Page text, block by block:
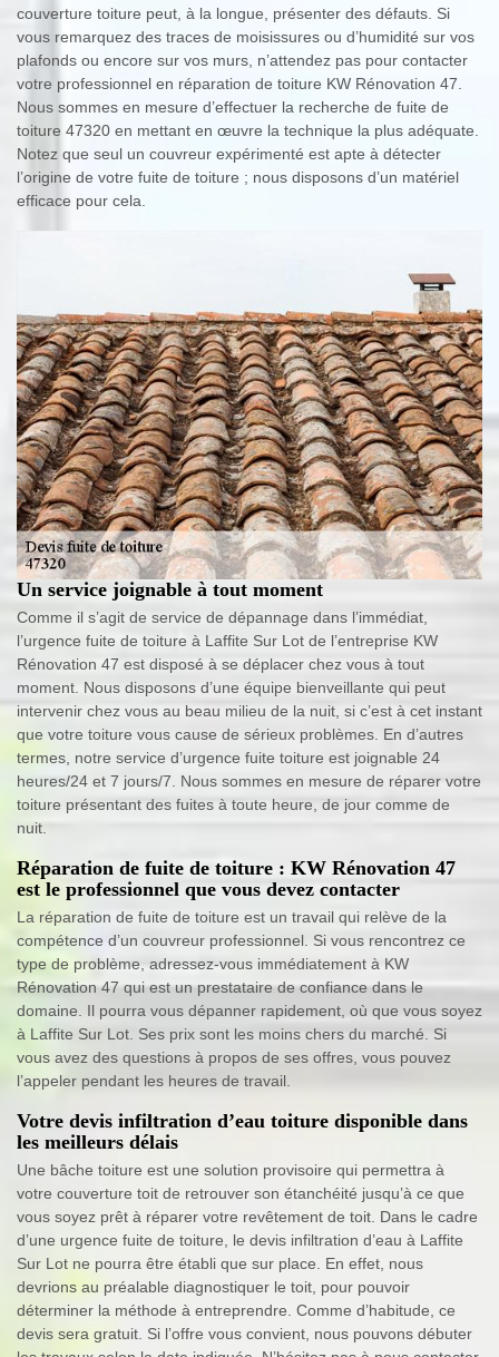
couverture toiture peut, à la longue, présenter des défauts. Si
vous remarquez des traces de moisissures ou d’humidité sur vos
plafonds ou encore sur vos murs, n’attendez pas pour contacter
votre professionnel en réparation de toiture KW Rénovation 47.
Nous sommes en mesure d’effectuer la recherche de fuite de
toiture 47320 en mettant en œuvre la technique la plus adéquate.
Notez que seul un couvreur expérimenté est apte à détecter
l’origine de votre fuite de toiture ; nous disposons d’un matériel
efficace pour cela.
Un service joignable à tout moment
Comme il s’agit de service de dépannage dans l’immédiat,
l’urgence fuite de toiture à Laffite Sur Lot de l’entreprise KW
Rénovation 47 est disposé à se déplacer chez vous à tout
moment. Nous disposons d’une équipe bienveillante qui peut
intervenir chez vous au beau milieu de la nuit, si c’est à cet instant
que votre toiture vous cause de sérieux problèmes. En d’autres
termes, notre service d’urgence fuite toiture est joignable 24
heures/24 et 7 jours/7. Nous sommes en mesure de réparer votre
toiture présentant des fuites à toute heure, de jour comme de
nuit.
Réparation de fuite de toiture : KW Rénovation 47
est le professionnel que vous devez contacter
La réparation de fuite de toiture est un travail qui relève de la
compétence d’un couvreur professionnel. Si vous rencontrez ce
type de problème, adressez-vous immédiatement à KW
Rénovation 47 qui est un prestataire de confiance dans le
domaine. Il pourra vous dépanner rapidement, où que vous soyez
à Laffite Sur Lot. Ses prix sont les moins chers du marché. Si
vous avez des questions à propos de ses offres, vous pouvez
l’appeler pendant les heures de travail.
Votre devis infiltration d’eau toiture disponible dans
les meilleurs délais
Une bâche toiture est une solution provisoire qui permettra à
votre couverture toit de retrouver son étanchéité jusqu’à ce que
vous soyez prêt à réparer votre revêtement de toit. Dans le cadre
d’une urgence fuite de toiture, le devis infiltration d’eau à Laffite
Sur Lot ne pourra être établi que sur place. En effet, nous
devrions au préalable diagnostiquer le toit, pour pouvoir
déterminer la méthode à entreprendre. Comme d’habitude, ce
devis sera gratuit. Si l’offre vous convient, nous pouvons débuter